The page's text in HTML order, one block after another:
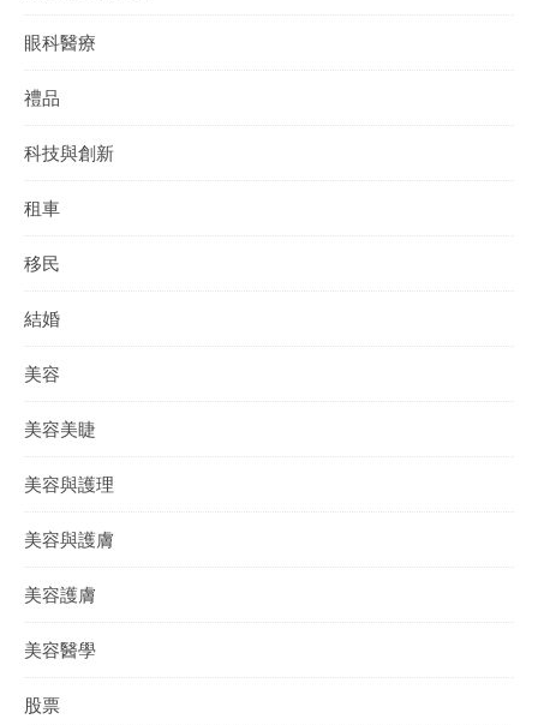
眼科醫療
禮品
科技與創新
租車
移民
結婚
美容
美容美睫
美容與護理
美容與護膚
美容護膚
美容醫學
股票